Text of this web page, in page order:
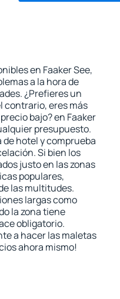
en Faaker See,
a la hora de
¿Prefieres un
contrario, eres más
bajo? en Faaker
presupuesto.
hotel y comprueba
Si bien los
justo en las zonas
populares,
las multitudes.
largas como
la zona tiene
obligatorio.
a hacer las maletas
ahora mismo!